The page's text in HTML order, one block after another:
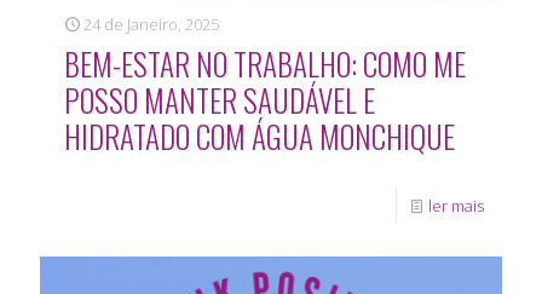
24 de Janeiro, 2025
BEM-ESTAR NO TRABALHO: COMO ME
POSSO MANTER SAUDÁVEL E
HIDRATADO COM ÁGUA MONCHIQUE
ler mais